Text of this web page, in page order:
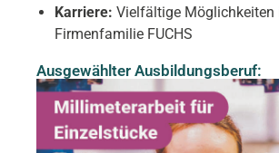
Karriere: Vielfältige Möglichkeiten
Firmenfamilie FUCHS
Ausgewählter Ausbildungsberuf: